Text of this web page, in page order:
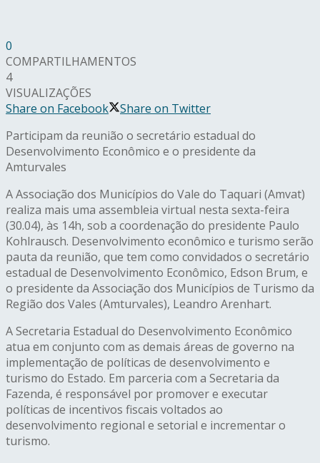
0
COMPARTILHAMENTOS
4
VISUALIZAÇÕES
Share on Facebook
Share on Twitter
Participam da reunião o secretário estadual do
Desenvolvimento Econômico e o presidente da
Amturvales
A Associação dos Municípios do Vale do Taquari (Amvat)
realiza mais uma assembleia virtual nesta sexta-feira
(30.04), às 14h, sob a coordenação do presidente Paulo
Kohlrausch. Desenvolvimento econômico e turismo serão
pauta da reunião, que tem como convidados o secretário
estadual de Desenvolvimento Econômico, Edson Brum, e
o presidente da Associação dos Municípios de Turismo da
Região dos Vales (Amturvales), Leandro Arenhart.
A Secretaria Estadual do Desenvolvimento Econômico
atua em conjunto com as demais áreas de governo na
implementação de políticas de desenvolvimento e
turismo do Estado. Em parceria com a Secretaria da
Fazenda, é responsável por promover e executar
políticas de incentivos fiscais voltados ao
desenvolvimento regional e setorial e incrementar o
turismo.